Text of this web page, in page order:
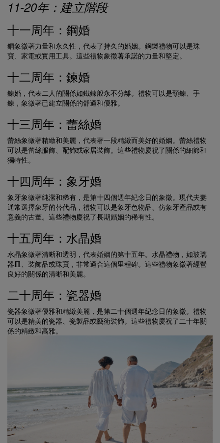
11-20年：建立階段
十一周年：鋼婚
鋼象徵著力量和永久性，代表了持久的婚姻。鋼製禮物可以是珠
寶、家電或實用工具。這些禮物象徵著承諾的力量和堅定。
十二周年：鍊婚
鍊婚，代表二人的關係如鐵鍊般永不分離。禮物可以是頸鍊、手
鍊，象徵著已建立關係的舒適和優雅。
十三周年：蕾絲婚
蕾絲象徵著精緻和美麗，代表著一段精緻而美好的婚姻。蕾絲禮物
可以是蕾絲服飾、配飾或家居裝飾。這些禮物慶祝了關係的細節和
獨特性。
十四周年：象牙婚
象牙象徵著純潔和稀有，是第十四個週年紀念日的象徵。現代夫妻
通常選擇象牙的替代品，禮物可以是象牙色物品、仿象牙產品或有
意義的古董。這些禮物慶祝了長期婚姻的稀有性。
十五周年：水晶婚
水晶象徵著清晰和透明，代表婚姻的第十五年。水晶禮物，如玻璃
器皿、裝飾品或珠寶，非常適合這個里程碑。這些禮物象徵著經營
良好的關係的清晰和美麗。
二十周年：瓷器婚
瓷器象徵著優雅和精緻美麗，是第二十個週年紀念日的象徵。禮物
可以是精美的瓷器、瓷製品或藝術裝飾。這些禮物慶祝了二十年關
係的精緻和高雅。